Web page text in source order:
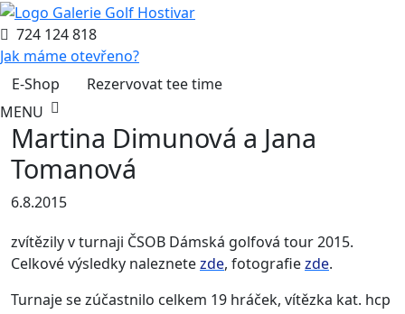
724 124 818
Jak máme otevřeno?
E-Shop
Rezervovat tee time
MENU
Martina Dimunová a Jana
Tomanová
6.8.2015
zvítězily v turnaji ČSOB Dámská golfová tour 2015.
Celkové výsledky naleznetezde, fotografiezde.
Turnaje se zúčastnilo celkem 19 hráček, vítězka kat. hcp